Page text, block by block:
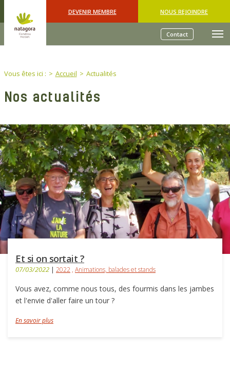
DEVENIR MEMBRE NOUS REJOINDRE
Contact
You are here:
Vous êtes ici : Accueil Actualités
Nos actualités
Et si on sortait ?
07/03/2022 | 2022 , Animations, balades et stands
Vous avez, comme nous tous, des fourmis dans les jambes
et l'envie d'aller faire un tour ?
En savoir plus